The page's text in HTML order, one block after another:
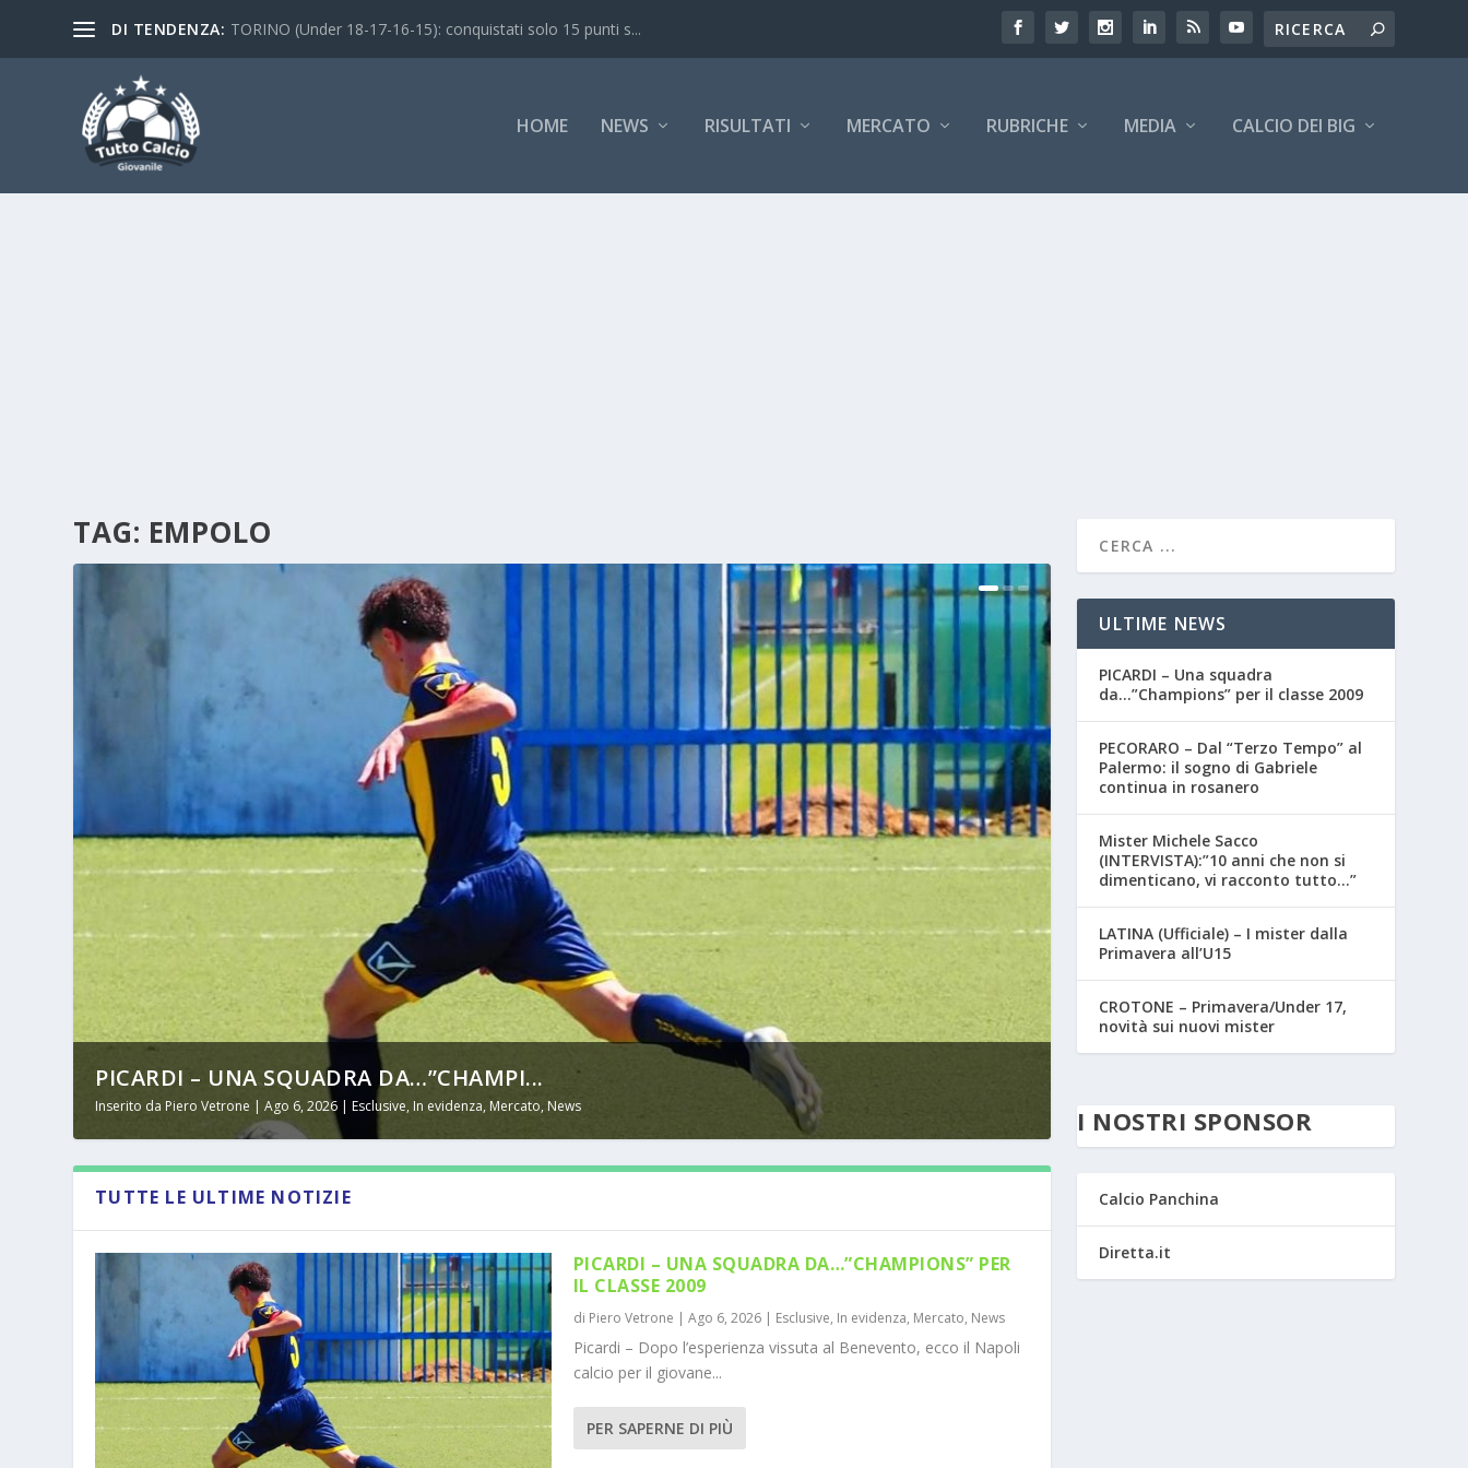
DI TENDENZA: TORINO (Under 18-17-16-15): conquistati solo 15 punti s...
HOME NEWS RISULTATI MERCATO RUBRICHE MEDIA CALCIO DEI BIG
TAG: EMPOLO
PICARDI – UNA SQUADRA DA…”CHAMPI...
Inserito da Piero Vetrone |Ago 6, 2026 |Esclusive, In evidenza,Mercato, News
TUTTE LE ULTIME NOTIZIE
PICARDI – UNA SQUADRA DA…”CHAMPIONS” PER
IL CLASSE 2009
di Piero Vetrone | Ago 6, 2026| Esclusive, In evidenza, Mercato, News
Picardi – Dopo l’esperienza vissuta al Benevento, ecco il Napoli
calcio per il giovane...
PER SAPERNE DI PIÙ
ULTIME NEWS
PICARDI – Una squadra
da…”Champions” per il classe 2009
PECORARO – Dal “Terzo Tempo” al
Palermo: il sogno di Gabriele
continua in rosanero
Mister Michele Sacco
(INTERVISTA):”10 anni che non si
dimenticano, vi racconto tutto…”
LATINA (Ufficiale) – I mister dalla
Primavera all’U15
CROTONE – Primavera/Under 17,
novità sui nuovi mister
I NOSTRI SPONSOR
Calcio Panchina
Diretta.it